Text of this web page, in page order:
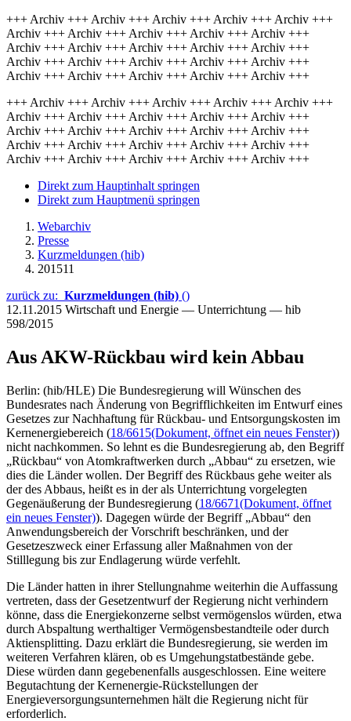
+++ Archiv +++ Archiv +++ Archiv +++ Archiv +++ Archiv +++
Archiv +++ Archiv +++ Archiv +++ Archiv +++ Archiv +++
Archiv +++ Archiv +++ Archiv +++ Archiv +++ Archiv +++
Archiv +++ Archiv +++ Archiv +++ Archiv +++ Archiv +++
Archiv +++ Archiv +++ Archiv +++ Archiv +++ Archiv +++
+++ Archiv +++ Archiv +++ Archiv +++ Archiv +++ Archiv +++
Archiv +++ Archiv +++ Archiv +++ Archiv +++ Archiv +++
Archiv +++ Archiv +++ Archiv +++ Archiv +++ Archiv +++
Archiv +++ Archiv +++ Archiv +++ Archiv +++ Archiv +++
Archiv +++ Archiv +++ Archiv +++ Archiv +++ Archiv +++
Direkt zum Hauptinhalt springen
Direkt zum Hauptmenü springen
Webarchiv
Presse
Kurzmeldungen (hib)
201511
zurück zu: Kurzmeldungen (hib) ()
12.11.2015 Wirtschaft und Energie — Unterrichtung — hib
598/2015
Aus AKW-Rückbau wird kein Abbau
Berlin: (hib/HLE) Die Bundesregierung will Wünschen des
Bundesrates nach Änderung von Begrifflichkeiten im Entwurf eines
Gesetzes zur Nachhaftung für Rückbau- und Entsorgungskosten im
Kernenergiebereich (18/6615(Dokument, öffnet ein neues Fenster))
nicht nachkommen. So lehnt es die Bundesregierung ab, den Begriff
„Rückbau“ von Atomkraftwerken durch „Abbau“ zu ersetzen, wie
dies die Länder wollen. Der Begriff des Rückbaus gehe weiter als
der des Abbaus, heißt es in der als Unterrichtung vorgelegten
Gegenäußerung der Bundesregierung (18/6671(Dokument, öffnet
ein neues Fenster)). Dagegen würde der Begriff „Abbau“ den
Anwendungsbereich der Vorschrift beschränken, und der
Gesetzeszweck einer Erfassung aller Maßnahmen von der
Stilllegung bis zur Endlagerung würde verfehlt.
Die Länder hatten in ihrer Stellungnahme weiterhin die Auffassung
vertreten, dass der Gesetzentwurf der Regierung nicht verhindern
könne, dass die Energiekonzerne selbst vermögenslos würden, etwa
durch Abspaltung werthaltiger Vermögensbestandteile oder durch
Aktiensplitting. Dazu erklärt die Bundesregierung, sie werden im
weiteren Verfahren klären, ob es Umgehungstatbestände gebe.
Diese würden dann gegebenenfalls ausgeschlossen. Eine weitere
Begutachtung der Kernenergie-Rückstellungen der
Energieversorgungsunternehmen hält die Regierung nicht für
erforderlich.